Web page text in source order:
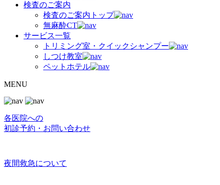
検査のご案内
検査のご案内トップ
無麻酔CT
サービス一覧
トリミング室・クイックシャンプー
しつけ教室
ペットホテル
MENU
各医院への
初診予約・お問い合わせ
夜間救急について